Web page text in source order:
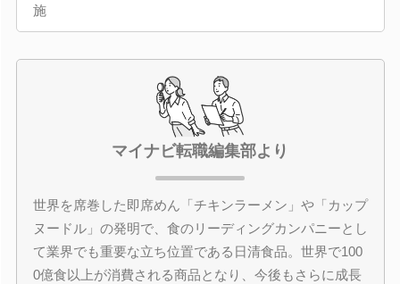
施
マイナビ転職編集部より
世界を席巻した即席めん「チキンラーメン」や「カップ
ヌードル」の発明で、食のリーディングカンパニーとし
て業界でも重要な立ち位置である日清食品。世界で100
0億食以上が消費される商品となり、今後もさらに成長